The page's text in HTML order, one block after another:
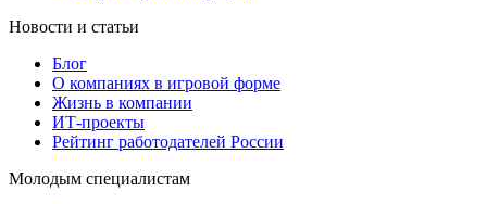
Новости и статьи
Блог
О компаниях в игровой форме
Жизнь в компании
ИТ-проекты
Рейтинг работодателей России
Молодым специалистам